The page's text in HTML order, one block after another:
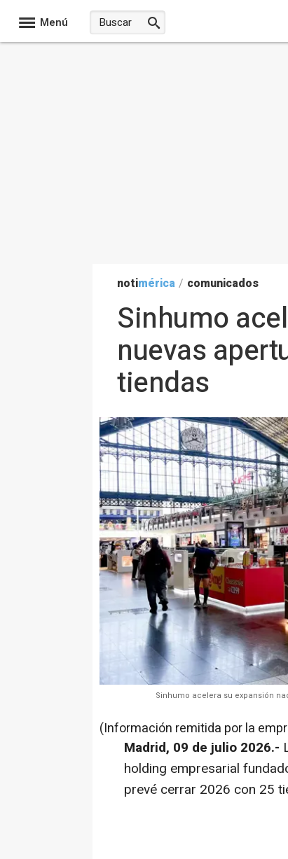
Menú
notimérica / comunicados
Sinhumo
nuevas
tiendas
Sinhumo acelera su expansión
(Información remitida por la
Madrid, 09 de julio 2026.-
holding empresarial
prevé cerrar 2026 con 25